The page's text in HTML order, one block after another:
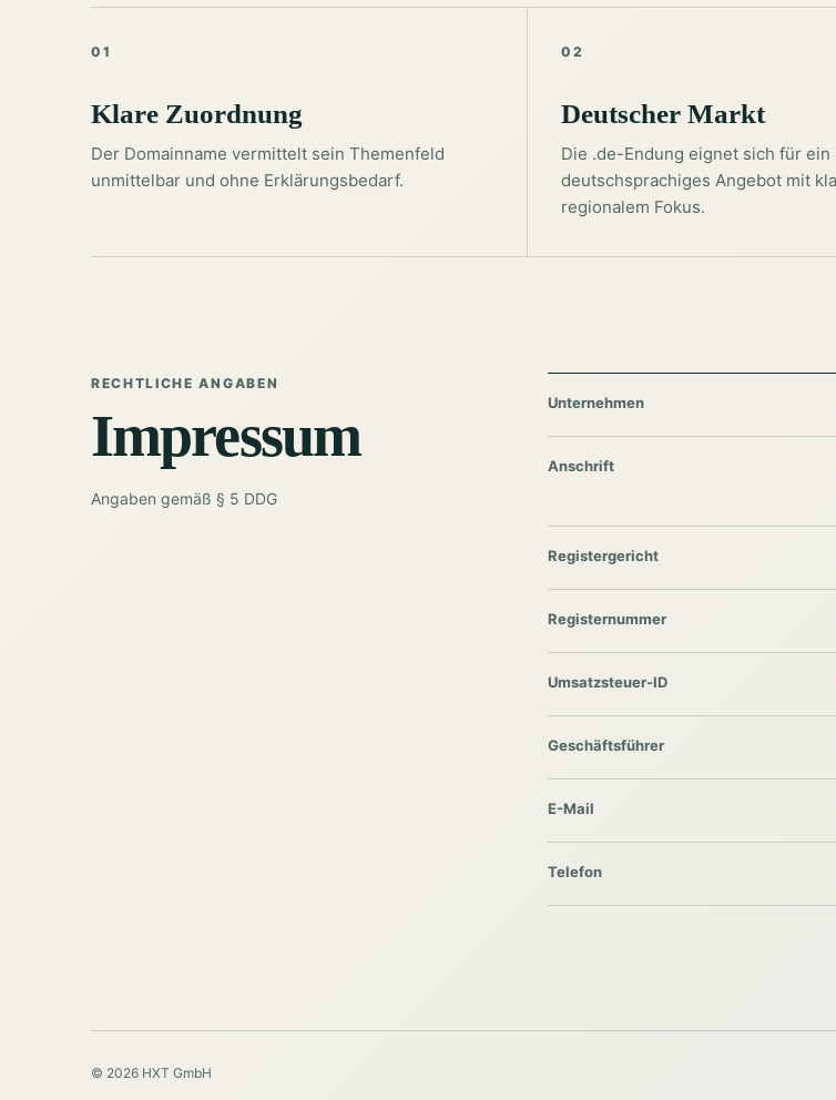
01
Klare Zuordnung
Der Domainname vermittelt sein Themenfeld
unmittelbar und ohne Erklärungsbedarf.
02
Deutscher Markt
Die .de-Endung eignet sich für ein
deutschsprachiges Angebot mit
regionalem Fokus.
RECHTLICHE ANGABEN
Impressum
Angaben gemäß § 5 DDG
Unternehmen
Anschrift
Registergericht
Registernummer
Umsatzsteuer-ID
Geschäftsführer
E-Mail
Telefon
© 2026 HXT GmbH